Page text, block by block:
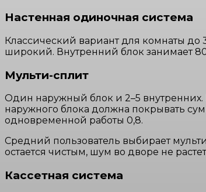
Настенная одиночная система
Классический вариант для комнаты до
широкий. Внутренний блок занимает
Мульти-сплит
Один наружный блок и 2–5
наружного блока должна покрывать
одновременной работы 0,8.
Средний пользователь выбирает
остается чистым, шум во дворе не
Кассетная система